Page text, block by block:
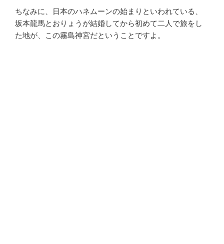
ちなみに、日本のハネムーンの始まりといわれている、
坂本龍馬とおりょうが結婚してから初めて二人で旅をし
た地が、この霧島神宮だということですよ。